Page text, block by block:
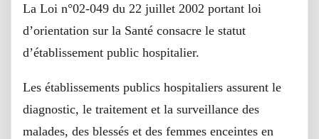
La Loi n°02-049 du 22 juillet 2002 portant loi
d’orientation sur la Santé consacre le statut
d’établissement public hospitalier.
Les établissements publics hospitaliers assurent le
diagnostic, le traitement et la surveillance des
malades, des blessés et des femmes enceintes en